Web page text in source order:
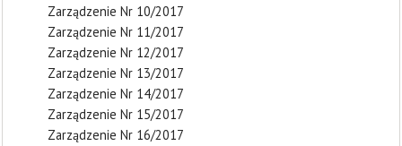
Zarządzenie Nr 10/2017
Zarządzenie Nr 11/2017
Zarządzenie Nr 12/2017
Zarządzenie Nr 13/2017
Zarządzenie Nr 14/2017
Zarządzenie Nr 15/2017
Zarządzenie Nr 16/2017